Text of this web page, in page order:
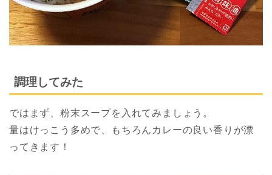
調理してみた
ではまず、粉末スープを入れてみましょう。
量はけっこう多めで、もちろんカレーの良い香りが漂
ってきます！